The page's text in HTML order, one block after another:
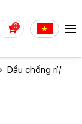
0
Dầu chống rỉ/